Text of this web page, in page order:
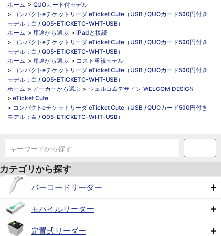
ホーム > QUOカード付モデル
> コンパクトeチケットリーダ eTicket Cute（USB / QUOカード500円付き
モデル：白 / Q05-ETICKETC-WHT-USB）
ホーム > 用途から選ぶ > iPadと接続
> コンパクトeチケットリーダ eTicket Cute（USB / QUOカード500円付き
モデル：白 / Q05-ETICKETC-WHT-USB）
ホーム > 用途から選ぶ > コスト重視モデル
> コンパクトeチケットリーダ eTicket Cute（USB / QUOカード500円付き
モデル：白 / Q05-ETICKETC-WHT-USB）
ホーム > メーカーから選ぶ > ウェルコムデザイン WELCOM DESIGN
> eTicket Cute
> コンパクトeチケットリーダ eTicket Cute（USB / QUOカード500円付き
モデル：白 / Q05-ETICKETC-WHT-USB）
キーワードから探す
カテゴリから探す
バーコードリーダー
モバイルリーダー
定置式リーダー